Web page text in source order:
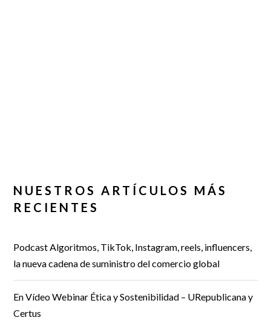
NUESTROS ARTÍCULOS MÁS
RECIENTES
Podcast Algoritmos, TikTok, Instagram, reels, influencers,
la nueva cadena de suministro del comercio global
En Vídeo Webinar Ética y Sostenibilidad – URepublicana y
Certus